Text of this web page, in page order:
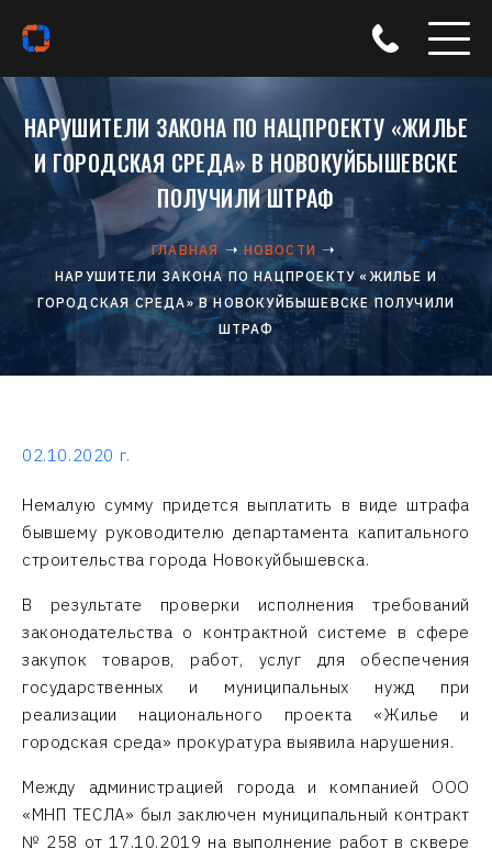
НАРУШИТЕЛИ ЗАКОНА ПО НАЦПРОЕКТУ «ЖИЛЬЕ
И ГОРОДСКАЯ СРЕДА» В НОВОКУЙБЫШЕВСКЕ
ПОЛУЧИЛИ ШТРАФ
ГЛАВНАЯ
НОВОСТИ
НАРУШИТЕЛИ ЗАКОНА ПО НАЦПРОЕКТУ «ЖИЛЬЕ И
ГОРОДСКАЯ СРЕДА» В НОВОКУЙБЫШЕВСКЕ ПОЛУЧИЛИ
ШТРАФ
02.10.2020 г.
Немалую сумму придется выплатить в виде штрафа
бывшему руководителю департамента капитального
строительства города Новокуйбышевска.
В результате проверки исполнения требований
законодательства о контрактной системе в сфере
закупок товаров, работ, услуг для обеспечения
государственных и муниципальных нужд при
реализации национального проекта «Жилье и
городская среда» прокуратура выявила нарушения.
Между администрацией города и компанией ООО
«МНП ТЕСЛА» был заключен муниципальный контракт
№ 258 от 17.10.2019 на выполнение работ в сквере